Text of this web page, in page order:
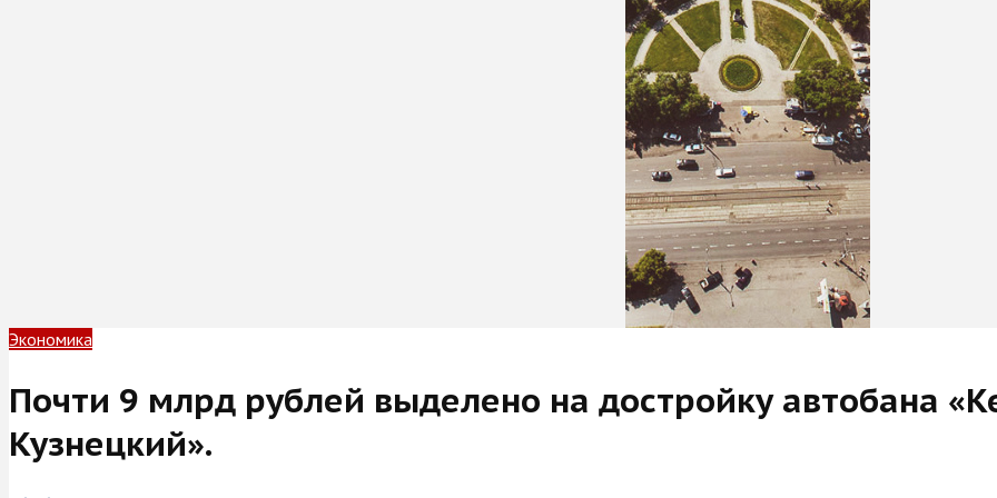
Экономика
Почти 9 млрд рублей выделено на достройку автобана
Кузнецкий».